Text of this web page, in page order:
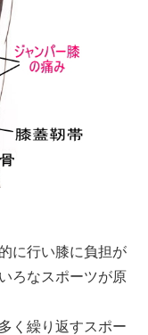
に行い膝に負担が
ろなスポーツが原
く繰り返すスポー